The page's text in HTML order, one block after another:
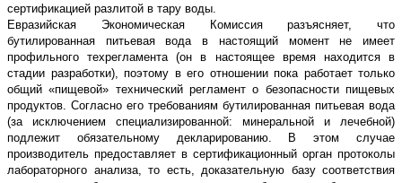
сертификацией разлитой в тару воды.
Евразийская Экономическая Комиссия разъясняет, что
бутилированная питьевая вода в настоящий момент не имеет
профильного техрегламента (он в настоящее время находится в
стадии разработки), поэтому в его отношении пока работает только
общий «пищевой» технический регламент о безопасности пищевых
продуктов. Согласно его требованиям бутилированная питьевая вода
(за исключением специализированной: минеральной и лечебной)
подлежит обязательному декларированию. В этом случае
производитель предоставляет в сертификационный орган протоколы
лабораторного анализа, то есть, доказательную базу соответствия